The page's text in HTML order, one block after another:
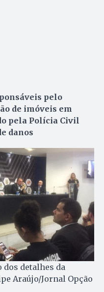
pelo
de imóveis em
pela Polícia Civil
danos
dos detalhes da
Araújo/Jornal Opção